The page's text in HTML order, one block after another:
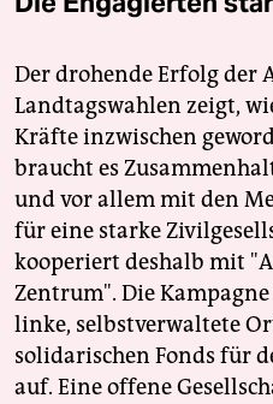
Der drohende Erfolg der
Landtagswahlen zeigt,
Kräfte inzwischen
braucht es
und vor allem mit den
für eine starke
kooperiert deshalb mit
Zentrum". Die
linke, selbstverwaltete
solidarischen Fonds für
auf. Eine offene